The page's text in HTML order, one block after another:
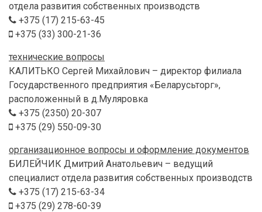
отдела развития собственных производств
+375 (17) 215-63-45
+375 (33) 300-21-36
технические вопросы
КАЛИТЬКО Сергей Михайлович – директор филиала
Государственного предприятия «Беларусьторг»,
расположенный в д.Муляровка
+375 (2350) 20-307
+375 (29) 550-09-30
организационное вопросы и оформление документов
БИЛЕЙЧИК Дмитрий Анатольевич – ведущий
специалист отдела развития собственных производств
+375 (17) 215-63-34
+375 (29) 278-60-39